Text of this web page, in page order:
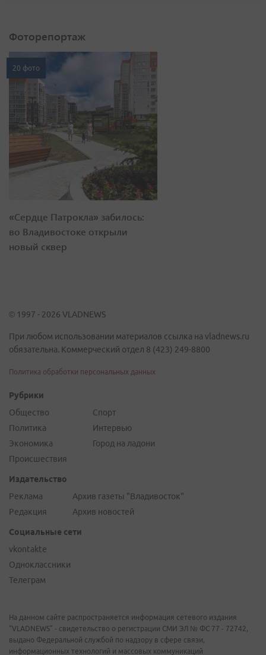
Фоторепортаж
20 фото
«Сердце Патрокла» забилось:
во Владивостоке открыли
новый сквер
© 1997 - 2026 VLADNEWS
При любом использовании материалов ссылка на vladnews.ru
обязательна. Коммерческий отдел 8 (423) 249-8800
Политика обработки персональных данных
Рубрики
Общество
Политика
Экономика
Происшествия
Спорт
Интервью
Город на ладони
Издательство
Реклама
Редакция
Архив газеты "Владивосток"
Архив новостей
Социальные сети
vkontakte
Одноклассники
Телеграм
На данном сайте распространяется информация сетевого издания
"VLADNEWS" - свидетельство о регистрации СМИ ЭЛ № ФС 77 - 72742,
выдано Федеральной службой по надзору в сфере связи,
информационных технологий и массовых коммуникаций